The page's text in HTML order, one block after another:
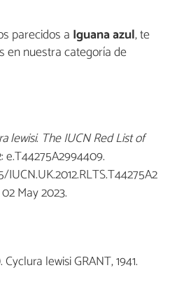
parecidos a Iguana azul, te
en nuestra categoría de
lewisi. The IUCN Red List of
e.T44275A2994409.
May 2023.
Cyclura lewisi GRANT, 1941.